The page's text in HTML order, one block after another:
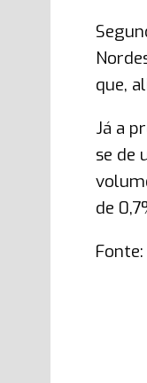
que,
Já a
se de
de
Fonte: